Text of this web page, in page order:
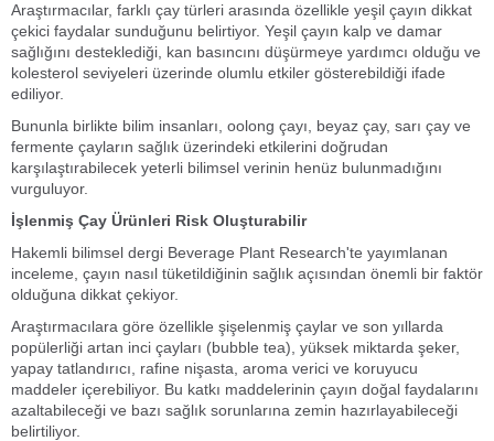
Araştırmacılar, farklı çay türleri arasında özellikle yeşil çayın dikkat
çekici faydalar sunduğunu belirtiyor. Yeşil çayın kalp ve damar
sağlığını desteklediği, kan basıncını düşürmeye yardımcı olduğu ve
kolesterol seviyeleri üzerinde olumlu etkiler gösterebildiği ifade
ediliyor.
Bununla birlikte bilim insanları, oolong çayı, beyaz çay, sarı çay ve
fermente çayların sağlık üzerindeki etkilerini doğrudan
karşılaştırabilecek yeterli bilimsel verinin henüz bulunmadığını
vurguluyor.
İşlenmiş Çay Ürünleri Risk Oluşturabilir
Hakemli bilimsel dergi Beverage Plant Research'te yayımlanan
inceleme, çayın nasıl tüketildiğinin sağlık açısından önemli bir faktör
olduğuna dikkat çekiyor.
Araştırmacılara göre özellikle şişelenmiş çaylar ve son yıllarda
popülerliği artan inci çayları (bubble tea), yüksek miktarda şeker,
yapay tatlandırıcı, rafine nişasta, aroma verici ve koruyucu
maddeler içerebiliyor. Bu katkı maddelerinin çayın doğal faydalarını
azaltabileceği ve bazı sağlık sorunlarına zemin hazırlayabileceği
belirtiliyor.